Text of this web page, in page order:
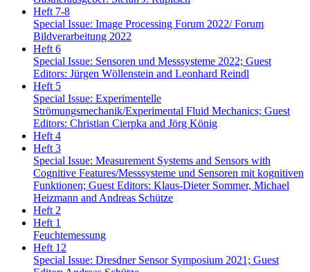
Heft 7-8
Special Issue: Image Processing Forum 2022/ Forum
Bildverarbeitung 2022
Heft 6
Special Issue: Sensoren und Messsysteme 2022; Guest
Editors: Jürgen Wöllenstein and Leonhard Reindl
Heft 5
Special Issue: Experimentelle
Strömungsmechanik/Experimental Fluid Mechanics; Guest
Editors: Christian Cierpka and Jörg König
Heft 4
Heft 3
Special Issue: Measurement Systems and Sensors with
Cognitive Features/Messsysteme und Sensoren mit kognitiven
Funktionen; Guest Editors: Klaus-Dieter Sommer, Michael
Heizmann and Andreas Schütze
Heft 2
Heft 1
Feuchtemessung
Heft 12
Special Issue: Dresdner Sensor Symposium 2021; Guest